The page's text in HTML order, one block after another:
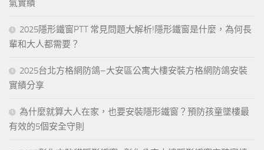
氣實績
2025隱形鐵窗PTT 常見問題大解析!隱形鐵窗是什麼，為何長
輩和大人都需要？
2025台北方格網防鴿–大安區公寓大樓安裝方格網防鴿安裝
實績分享
為什麼就算大人在家，也要安裝隱形鐵窗？預防孩童墜樓最
有效的5個安全守則